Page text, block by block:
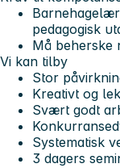
pedagogisk
Må beherske
Vi kan tilby
Stor
Kreativt og
Svært godt
Systematisk
3 dagers